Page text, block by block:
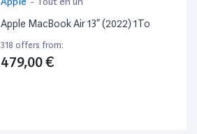
Apple MacBook Air 13” (2022) 1To
318 offers from:
479,00 €